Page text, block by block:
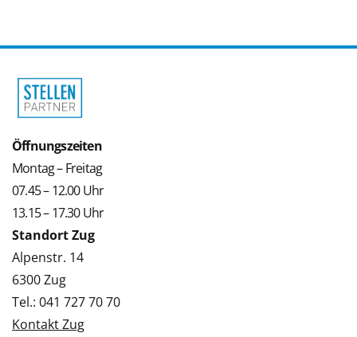
Öffnungszeiten
Montag – Freitag
07.45 – 12.00 Uhr
13.15 – 17.30 Uhr
Standort Zug
Alpenstr. 14
6300 Zug
Tel.: 041 727 70 70
Kontakt Zug